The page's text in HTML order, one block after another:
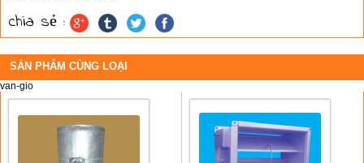
chia sẻ :
SẢN PHẨM CÙNG LOẠI
van-gio